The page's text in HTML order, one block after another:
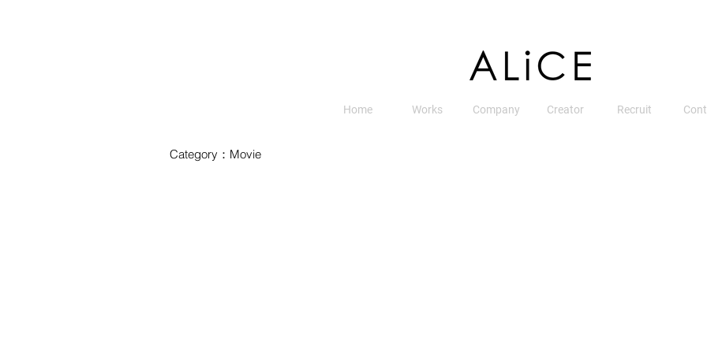
Home Works Company Creator Recruit
Category：Movie